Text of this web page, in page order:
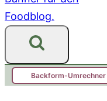
Backform-Umrechner